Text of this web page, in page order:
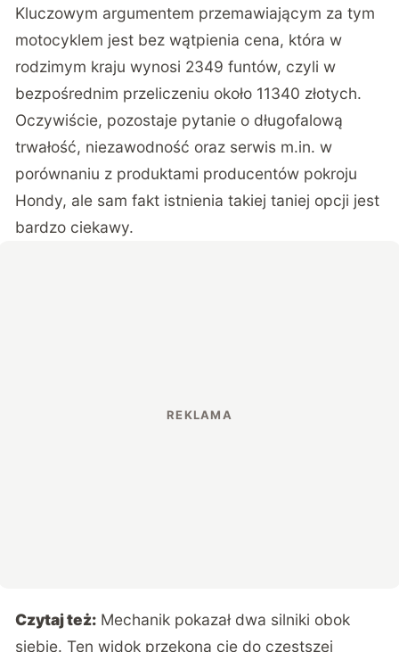
Kluczowym argumentem przemawiającym za tym
motocyklem jest bez wątpienia cena, która w
rodzimym kraju wynosi 2349 funtów, czyli w
bezpośrednim przeliczeniu około 11340 złotych.
Oczywiście, pozostaje pytanie o długofalową
trwałość, niezawodność oraz serwis m.in. w
porównaniu z produktami producentów pokroju
Hondy, ale sam fakt istnienia takiej taniej opcji jest
bardzo ciekawy.
Czytaj też: Mechanik pokazał dwa silniki obok
siebie. Ten widok przekona cię do częstszej